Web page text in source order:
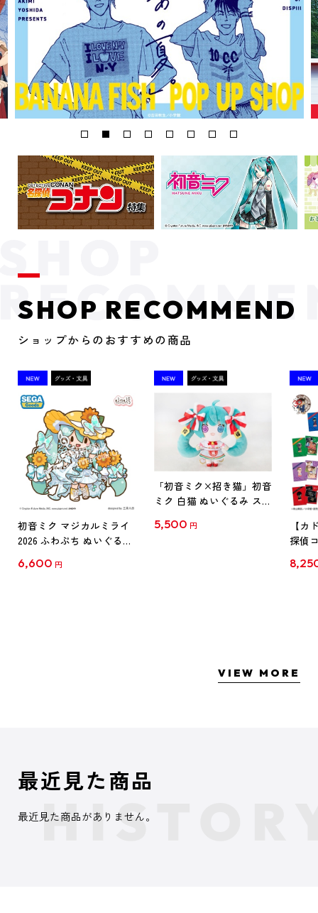
SHOP RECOMMEND
ショップからのおすすめの商品
初音ミク マジカルミライ
2026 ふわぷち ぬいぐるみ
6,600 円
「初音ミク×招き猫」初音
ミク 白猫 ぬいぐるみ スタ
5,500 円
【カ
探偵
クリ
VIEW MORE
最近見た商品
最近見た商品がありません。